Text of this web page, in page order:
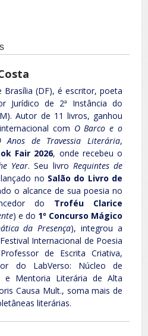
Brasília (DF), é escritor, poeta
Jurídico de 2ª Instância do
Autor de 11 livros, ganhou
com O Barco e o
Anos de Travessia Literária,
Fair 2026, onde recebeu o
Year. Seu livro Requintes de
no Salão do Livro de
o alcance de sua poesia no
do Troféu Clarice
) e do 1º Concurso Mágico
da Presença), integrou a
Internacional de Poesia
de Escrita Criativa,
do LabVerso: Núcleo de
e Mentoria Literária de Alta
Causa Mult., soma mais de
literárias.